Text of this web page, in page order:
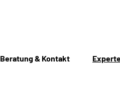
Beratung & Kontakt